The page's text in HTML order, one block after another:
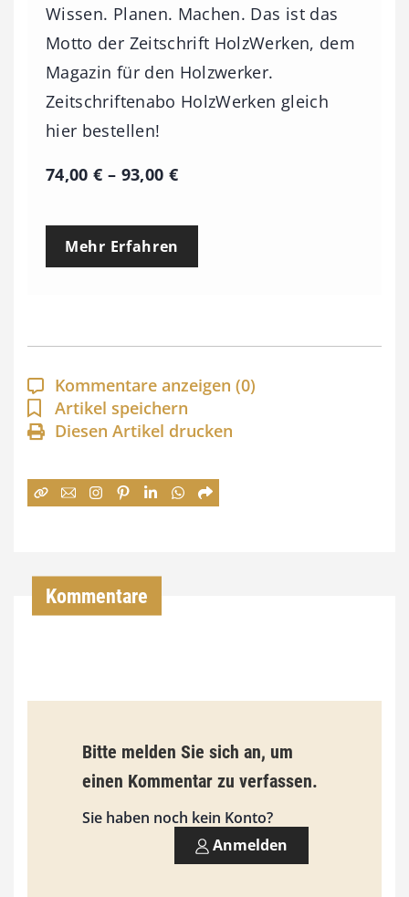
Wissen. Planen. Machen. Das ist das
Motto der Zeitschrift HolzWerken, dem
Magazin für den Holzwerker.
Zeitschriftenabo HolzWerken gleich
hier bestellen!
74,00€ – 93,00 €P
e
p
a
n
n
:
€
i
s
9
Mehr Erfahren
Kommentare anzeigen (0)
Artikel speichern
Diesen Artikel drucken
Kommentare
Bitte melden Sie sich an, um
einen Kommentar zu verfassen.
Sie haben noch kein Konto?
Anmelden